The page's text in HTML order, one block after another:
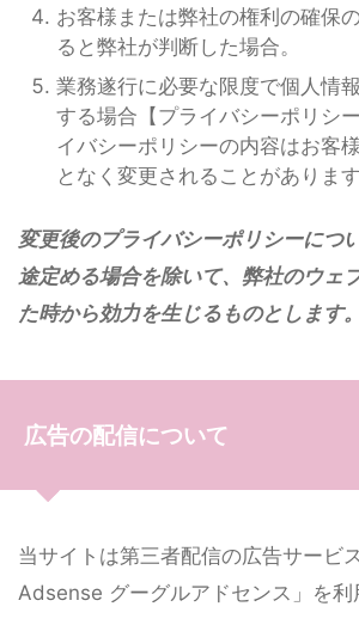
お客様または弊社の権利の確保
ると弊社が判断した場合。
業務遂行に必要な限度で個人情
する場合【プライバシーポリシ
イバシーポリシーの内容はお客
となく変更されることがあります
変更後のプライバシーポリシーにつ
途定める場合を除いて、弊社のウェ
た時から効力を生じるものとします。
広告の配信について
当サイトは第三者配信の広告サービ
Adsense グーグルアドセンス」を利